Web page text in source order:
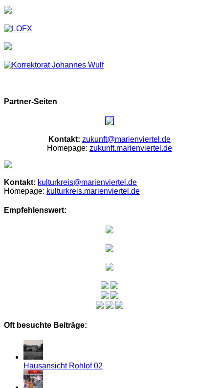
Partner-Seiten
Kontakt: zukunft@marienviertel.de
Homepage: zukunft.marienviertel.de
Kontakt: kulturkreis@marienviertel.de
Homepage: kulturkreis.marienviertel.de
Empfehlenswert:
Oft besuchte Beiträge:
Hausansicht Rohlof 02